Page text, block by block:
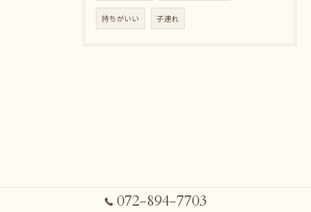
持ちがいい 子連れ
072-894-7703